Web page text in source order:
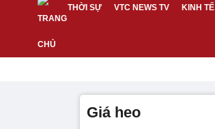
THỜI SỰ VTC NEWS TV KINH TẾ
giá heo